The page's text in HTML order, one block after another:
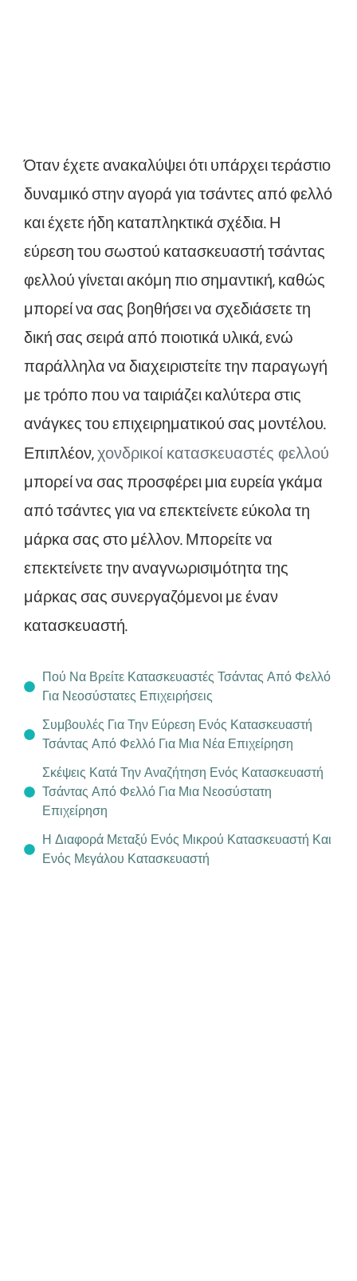
Όταν έχετε ανακαλύψει ότι υπάρχει τεράστιο
δυναμικό στην αγορά για τσάντες από φελλό
και έχετε ήδη καταπληκτικά σχέδια. Η
εύρεση του σωστού κατασκευαστή τσάντας
φελλού γίνεται ακόμη πιο σημαντική, καθώς
μπορεί να σας βοηθήσει να σχεδιάσετε τη
δική σας σειρά από ποιοτικά υλικά, ενώ
παράλληλα να διαχειριστείτε την παραγωγή
με τρόπο που να ταιριάζει καλύτερα στις
ανάγκες του επιχειρηματικού σας μοντέλου.
Επιπλέον,χονδρικοί κατασκευαστές φελλού
μπορεί να σας προσφέρει μια ευρεία γκάμα
από τσάντες για να επεκτείνετε εύκολα τη
μάρκα σας στο μέλλον. Μπορείτε να
επεκτείνετε την αναγνωρισιμότητα της
μάρκας σας συνεργαζόμενοι με έναν
κατασκευαστή.
Πού Να Βρείτε Κατασκευαστές Τσάντας Από Φελλό
Για Νεοσύστατες Επιχειρήσεις
Συμβουλές Για Την Εύρεση Ενός Κατασκευαστή
Τσάντας Από Φελλό Για Μια Νέα Επιχείρηση
Σκέψεις Κατά Την Αναζήτηση Ενός Κατασκευαστή
Τσάντας Από Φελλό Για Μια Νεοσύστατη
Επιχείρηση
Η Διαφορά Μεταξύ Ενός Μικρού Κατασκευαστή Και
Ενός Μεγάλου Κατασκευαστή